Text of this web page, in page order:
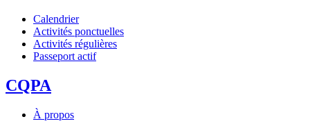
Calendrier
Activités ponctuelles
Activités régulières
Passeport actif
CQPA
À propos